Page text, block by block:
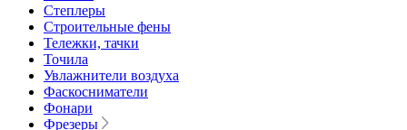
Степлеры
Строительные фены
Тележки, тачки
Точила
Увлажнители воздуха
Фаскосниматели
Фонари
Фрезеры